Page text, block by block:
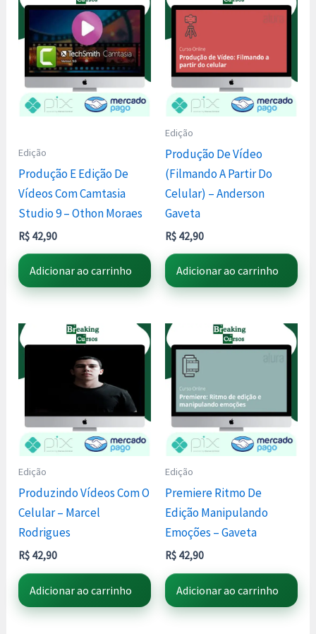
Edição
Produção E Edição De
Vídeos Com Camtasia
Studio 9 – Othon Moraes
R$ 42,90
Adicionar ao carrinho
Edição
Produção De Vídeo
(Filmando A Partir Do
Celular) – Anderson
Gaveta
R$ 42,90
Adicionar ao carrinho
Edição
Produzindo Vídeos Com O
Celular – Marcel
Rodrigues
R$ 42,90
Adicionar ao carrinho
Edição
Premiere Ritmo De
Edição Manipulando
Emoções – Gaveta
R$ 42,90
Adicionar ao carrinho